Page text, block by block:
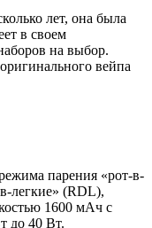
лет, она была
в своем
на выбор.
вейпа
парения «рот-в-
легкие» (RDL),
1600 мАч с
до 40 Вт.